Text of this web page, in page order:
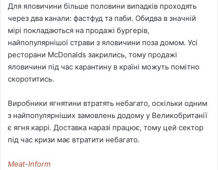
Для яловичини більше половини випадків проходять
через два канали: фастфуд та паби. Обидва в значній
мірі покладаються на продажі бургерів,
найпопулярнішої страви з яловичини поза домом. Усі
ресторани McDonalds закрились, тому продажі
яловичини під час карантину в країні можуть помітно
скоротитись.
Виробники ягнятини втратять небагато, оскільки одним
з найпопулярніших замовлень додому у Великобританії
є ягня каррі. Доставка наразі працює, тому цей сектор
під час кризи має втратити небагато.
Meat-Inform